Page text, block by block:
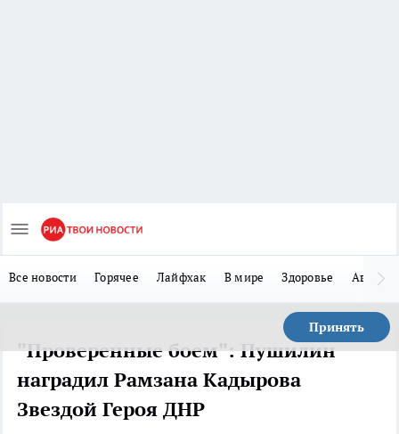
Все новости Горячее Лайфхак В мире Здоровье Авто
Принять
"Проверенные боем": Пушилин
наградил Рамзана Кадырова
Звездой Героя ДНР